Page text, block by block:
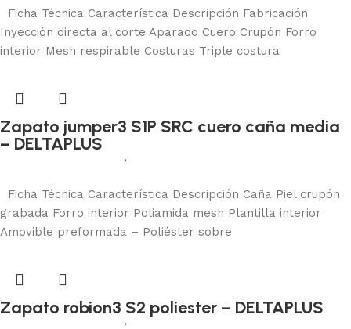
Ficha Técnica Característica Descripción Fabricación
Inyección directa al corte Aparado Cuero Crupón Forro
interior Mesh respirable Costuras Triple costura
Zapato jumper3 S1P SRC cuero caña media
– DELTAPLUS
,
Ficha Técnica Característica Descripción Caña Piel crupón
grabada Forro interior Poliamida mesh Plantilla interior
Amovible preformada – Poliéster sobre
Zapato robion3 S2 poliester – DELTAPLUS
Calzado de seguridad ,
Zapatos de seguridad